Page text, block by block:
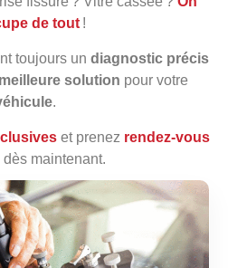
de tout !
toujours un diagnostic précis
meilleure solution pour votre
.
et prenez rendez‑vous
dès maintenant.